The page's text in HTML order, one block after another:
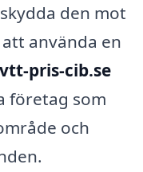
den mot
använda en
pris-cib.se
företag som
och